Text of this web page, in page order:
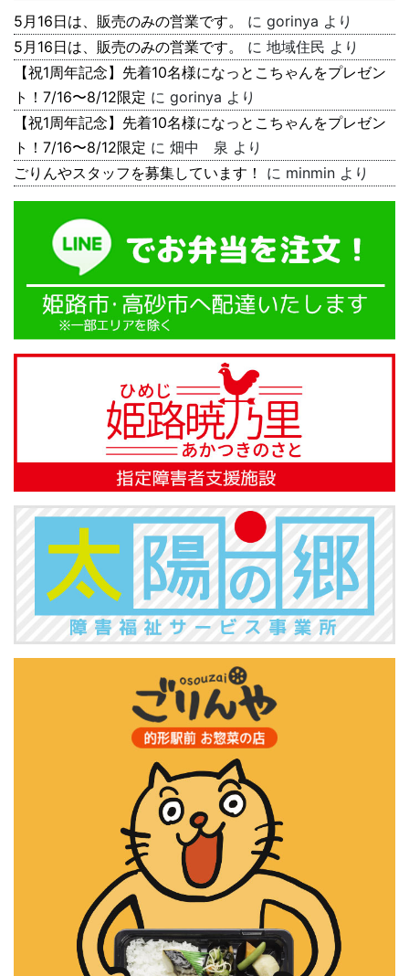
5月16日は、販売のみの営業です。 に gorinya より
5月16日は、販売のみの営業です。
に 地域住民 より
【祝1周年記念】先着10名様になっとこちゃんをプレゼン
ト！7/16〜8/12限定 に gorinya より
【祝1周年記念】先着10名様になっとこちゃんをプレゼン
ト！7/16〜8/12限定 に 畑中 泉 より
ごりんやスタッフを募集しています！
に minmin より